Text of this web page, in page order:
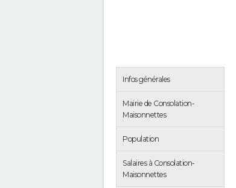
Infos générales
Mairie de Consolation-
Maisonnettes
Population
Salaires à Consolation-
Maisonnettes